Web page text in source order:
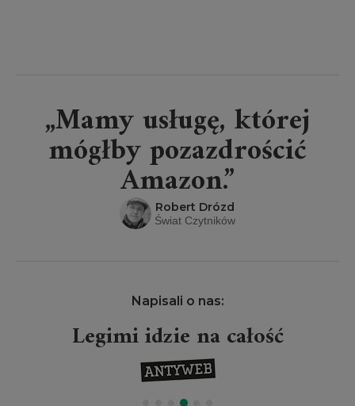
„Mamy usługę, której
mógłby pozazdrościć
Amazon.”
Robert Drózd
Świat Czytników
Napisali o nas:
Legimi idzie na całość